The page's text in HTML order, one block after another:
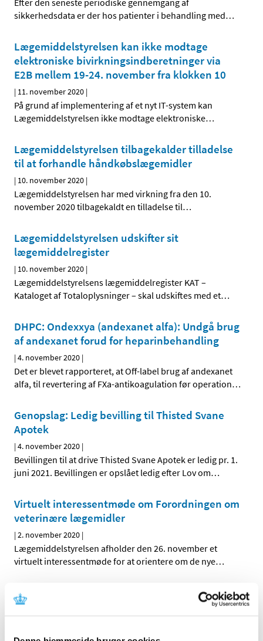
Efter den seneste periodiske gennemgang af
sikkerhedsdata er der hos patienter i behandling med…
Lægemiddelstyrelsen kan ikke modtage
elektroniske bivirkningsindberetninger via
E2B mellem 19-24. november fra klokken 10
| 11. november 2020 |
På grund af implementering af et nyt IT-system kan
Lægemiddelstyrelsen ikke modtage elektroniske…
Lægemiddelstyrelsen tilbagekalder tilladelse
til at forhandle håndkøbslægemidler
| 10. november 2020 |
Lægemiddelstyrelsen har med virkning fra den 10.
november 2020 tilbagekaldt en tilladelse til…
Lægemiddelstyrelsen udskifter sit
lægemiddelregister
| 10. november 2020 |
Lægemiddelstyrelsens lægemiddelregister KAT –
Kataloget af Totaloplysninger – skal udskiftes med et…
DHPC: Ondexxya (andexanet alfa): Undgå brug
af andexanet forud for heparinbehandling
|4. november 2020 |
Det er blevet rapporteret, at Off-label brug af andexanet
alfa, til revertering af FXa-antikoagulation før operation…
Genopslag: Ledig bevilling til Thisted Svane
Apotek
|4. november 2020 |
Bevillingen til at drive Thisted Svane Apotek er ledig pr. 1.
juni 2021. Bevillingen er opslået ledig efter Lov om…
Virtuelt interessentmøde om Forordningen om
veterinære lægemidler
|2. november 2020 |
Lægemiddelstyrelsen afholder den 26. november et
virtuelt interessentmøde for at orientere om de nye…
Esbriet (pirfenidon): Vigtig opdatering af
sikkerhedsinformationen og nye anbefalinger
vedrørende forebyggelse af
lægemiddelinduceret leverskade (DILI)